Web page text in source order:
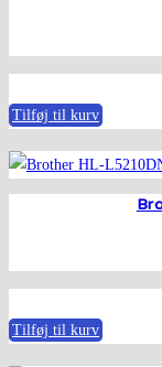
Tilføj til kurv
Tilføj til kurv